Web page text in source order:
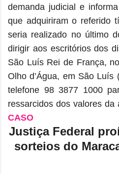
demanda judicial e
que adquiriram o referido
seria realizado no último
dirigir aos escritórios dos
São Luís Rei de França,
Olho d’Água, em São
telefone 98 3877 1000
ressarcidos dos valores da
CASO
Justiça Federal
sorteios do